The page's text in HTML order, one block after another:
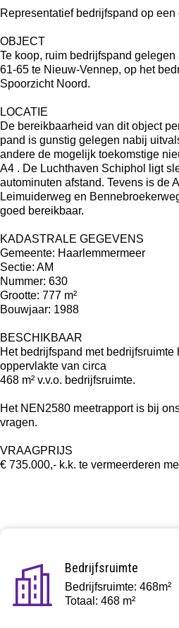
Representatief bedrijfspand op een
OBJECT
Te koop, ruim bedrijfspand
61-65 te Nieuw-Vennep, op het
Spoorzicht Noord.
LOCATIE
De bereikbaarheid van dit object
pand is gunstig gelegen nabij
andere de mogelijk toekomstige
A4 . De Luchthaven Schiphol ligt
autominuten afstand. Tevens is de
Leimuiderweg en
goed bereikbaar.
KADASTRALE GEGEVENS
Gemeente: Haarlemmermeer
Sectie: AM
Nummer: 630
Grootte: 777 m²
Bouwjaar: 1988
BESCHIKBAAR
Het bedrijfspand met bedrijfsruimte
oppervlakte van circa
468 m² v.v.o. bedrijfsruimte.
Het NEN2580 meetrapport is bij
vragen.
VRAAGPRIJS
€ 735.000,- k.k. te vermeerderen
Bedrijfsruimte
Bedrijfsruimte: 468m²
Totaal: 468 m²